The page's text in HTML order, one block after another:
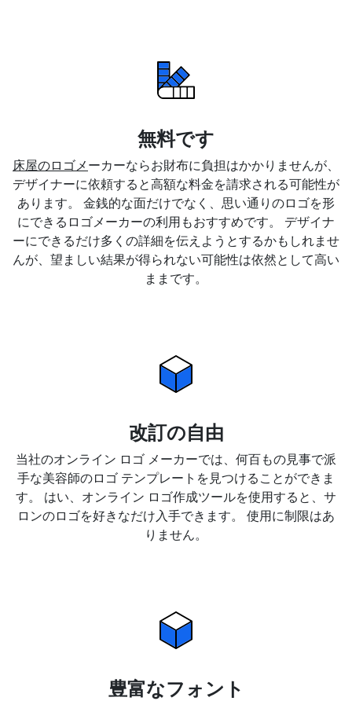
無料です
床屋のロゴメ ーカーならお財布に負担はかかりませんが、
デザイナーに依頼すると高額な料金を請求される可能性が
あります。 金銭的な面だけでなく、思い通りのロゴを形
にできるロゴメーカーの利用もおすすめです。 デザイナ
ーにできるだけ多くの詳細を伝えようとするかもしれませ
んが、望ましい結果が得られない可能性は依然として高い
ままです。
改訂の自由
当社のオンライン ロゴ メーカーでは、何百もの見事で派
手な美容師のロゴ テンプレートを見つけることができま
す。 はい、オンライン ロゴ作成ツールを使用すると、サ
ロンのロゴを好きなだけ入手できます。 使用に制限はあ
りません。
豊富なフォント